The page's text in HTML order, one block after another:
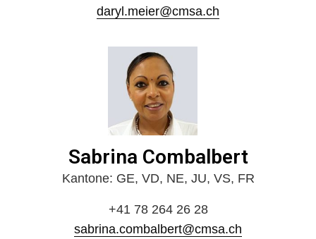
daryl.meier@cmsa.ch
Sabrina Combalbert
Kantone: GE, VD, NE, JU, VS, FR
+41 78 264 26 28
sabrina.combalbert@cmsa.ch